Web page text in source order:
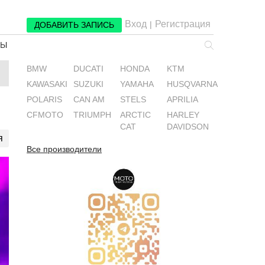
ДОБАВИТЬ ЗАПИСЬ Вход | Регистрация
BMW DUCATI HONDA
KTM
KAWASAKI
SUZUKI YAMAHA
HUSQVARNA
POLARIS
CAN AM STELS
APRILIA
CFMOTO
TRIUMPH
ARCTIC
CAT
HARLEY
DAVIDSON
Все производители